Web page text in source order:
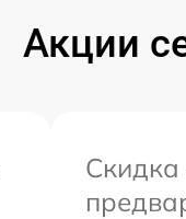
Акции
Скидка